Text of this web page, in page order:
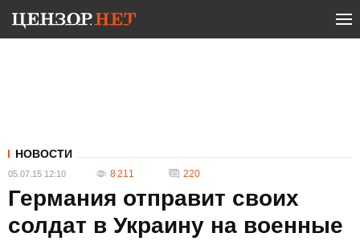
НОВОСТИ
05.07.15 12:10 8 211 220
Германия отправит своих
солдат в Украину на военные